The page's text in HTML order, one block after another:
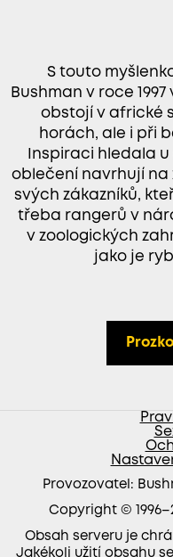
S touto
Bushman v roce
obstojí v africké
horách, ale i při
Inspiraci hledala
oblečení navrhují na
svých zákazníků,
třeba rangerů v
v zoologických
jako je
Provozovatel:
Copyright © 1996–
Obsah serveru je
Jakékoli užití obsahu